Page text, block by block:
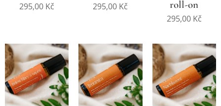
295,00 Kč 295,00 Kč
roll-on
295,00Kč